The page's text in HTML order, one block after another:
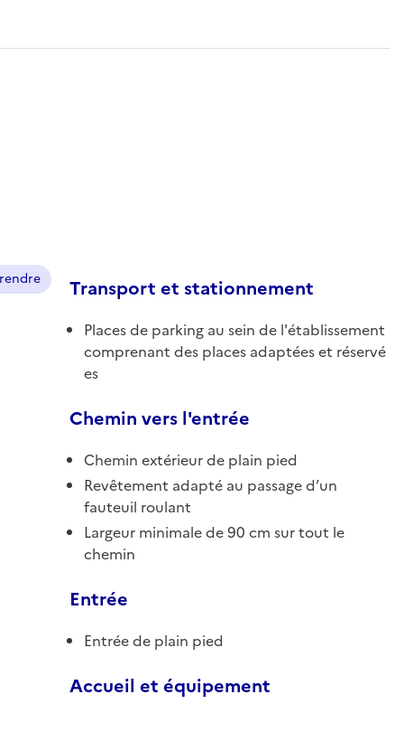
Transport et stationnement
Places de parking au sein de l'établissement
comprenant des places adaptées et réservé
es
Chemin vers l'entrée
Chemin extérieur de plain pied
Revêtement adapté au passage d’un
fauteuil roulant
Largeur minimale de 90 cm sur tout le
chemin
Entrée
Entrée de plain pied
Accueil et équipement